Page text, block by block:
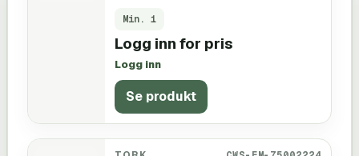
Min. 1
Logg inn for pris
Logg inn
Se produkt